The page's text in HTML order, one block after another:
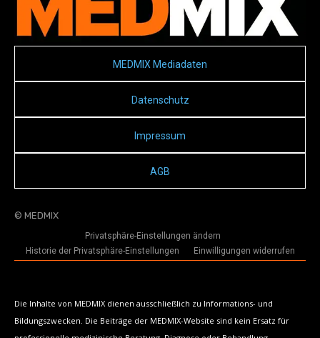
MEDMIX Mediadaten
Datenschutz
Impressum
AGB
© MEDMIX
Privatsphäre-Einstellungen ändern
Historie der Privatsphäre-Einstellungen
Einwilligungen widerrufen
Die Inhalte von MEDMIX dienen ausschließlich zu Informations- und
Bildungszwecken. Die Beiträge der MEDMIX-Website sind kein Ersatz für